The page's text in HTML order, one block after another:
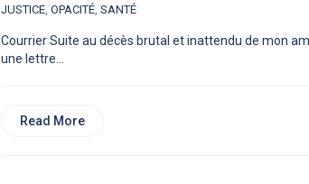
JUSTICE, OPACITÉ, SANTÉ
Courrier Suite au décès brutal et inattendu de mon
une lettre...
Read More